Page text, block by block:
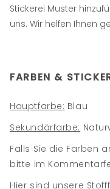
Stickerei Muster
uns. Wir helfen Ihnen
FARBEN &
Hauptfarbe: Blau
Sekundärfarbe:
Falls Sie die Farben
bitte im
Hier sind unsere